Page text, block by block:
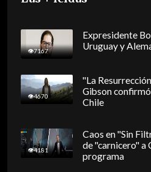
7167
Expresidente
Uruguay y
4670
"La
Gibson
Chile
4181
Caos en "Sin
de "carnicero" a
programa